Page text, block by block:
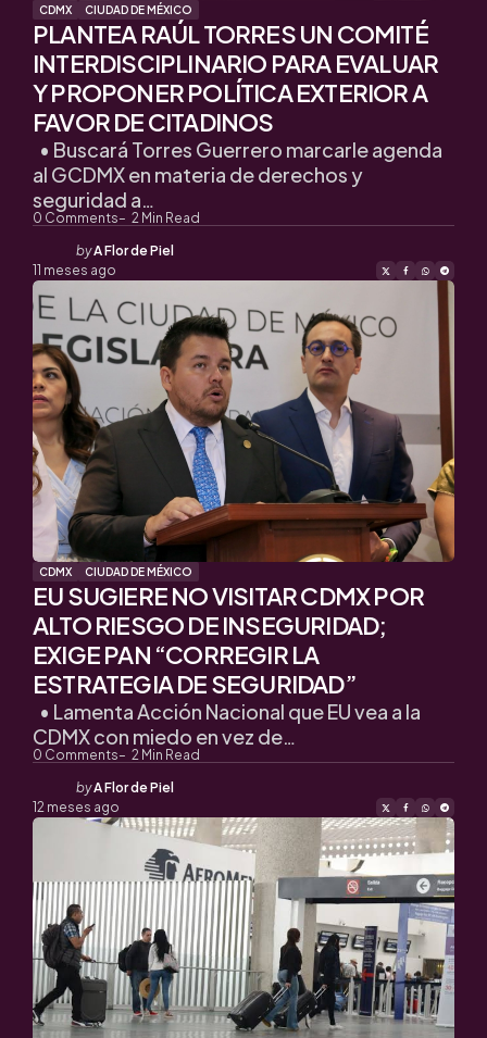
CDMX CIUDAD DE MÉXICO
PLANTEA RAÚL TORRES UN COMITÉ
INTERDISCIPLINARIO PARA EVALUAR
Y PROPONER POLÍTICA EXTERIOR A
FAVOR DE CITADINOS
0 Comments 2 Min Read
• Buscará Torres Guerrero marcarle agenda
al GCDMX en materia de derechos y
seguridad a…
Posted
by
byA Flor de Piel
11 meses ago
CDMX CIUDAD DE MÉXICO
EU SUGIERE NO VISITAR CDMX POR
ALTO RIESGO DE INSEGURIDAD;
EXIGE PAN “CORREGIR LA
ESTRATEGIA DE SEGURIDAD”
0 Comments 2 Min Read
• Lamenta Acción Nacional que EU vea a la
CDMX con miedo en vez de…
Posted
by
byA Flor de Piel
12 meses ago